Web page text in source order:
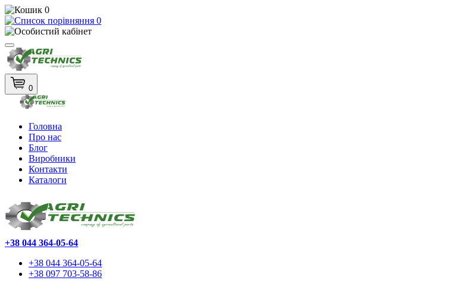
0
0
0
Головна
Про нас
Блог
Виробники
Контакти
Каталоги
+38 044 364-05-64
+38 044 364-05-64
+38 097 703-58-86